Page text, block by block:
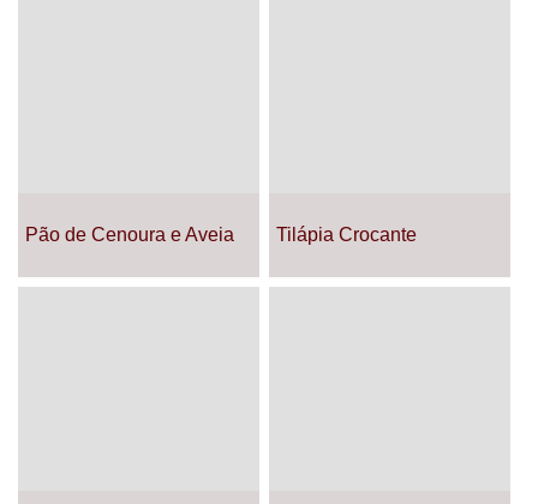
Pão de Cenoura e Aveia Tilápia Crocante